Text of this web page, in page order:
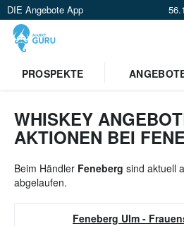
DIE Angebote App
Standort
PROSPEKTE
WHISKEY
AKTIONEN BEI
Beim Händler Feneberg sind aktuell
abgelaufen.
Feneberg Ulm -